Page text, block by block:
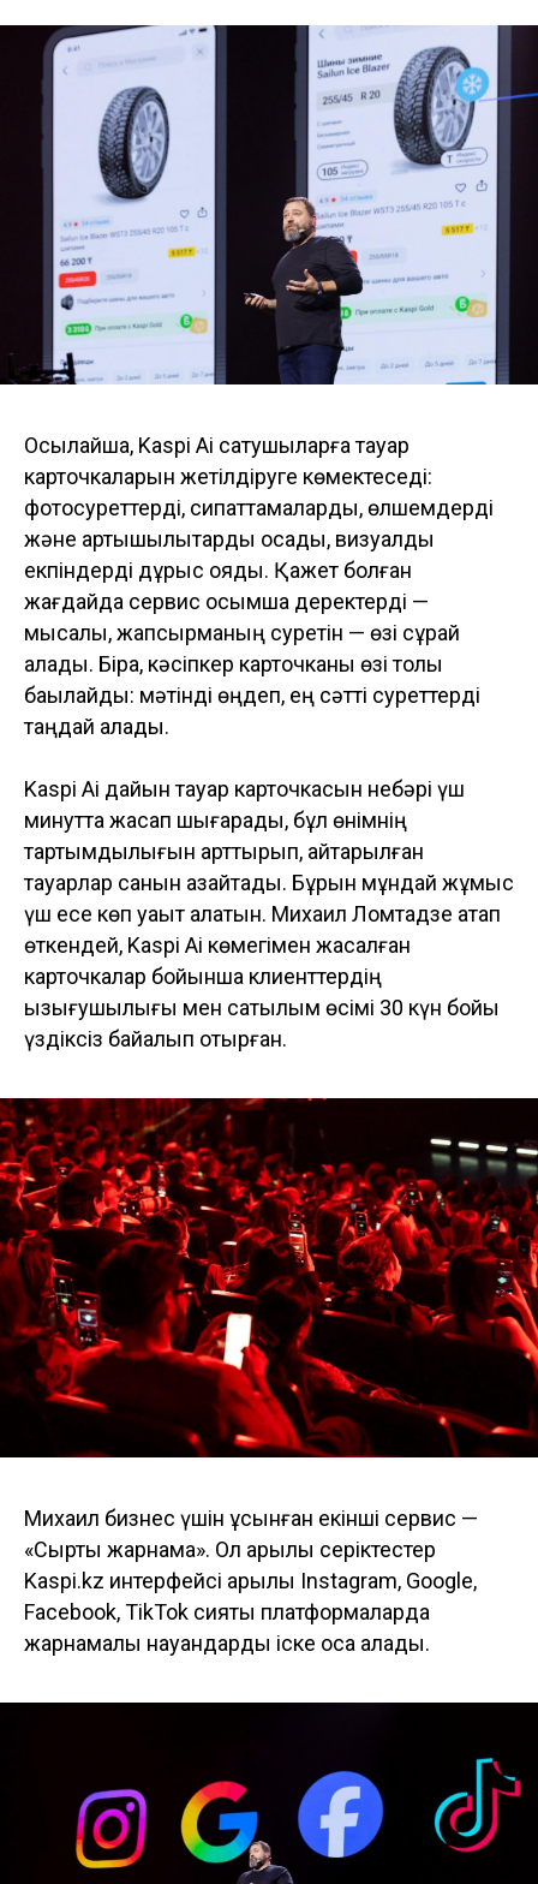
Осылайша, Kaspi Ai сатушыларға тауар
карточкаларын жетілдіруге көмектеседі:
фотосуреттерді, сипаттамаларды, өлшемдерді
және артықшылықтарды қосады, визуалды
екпіндерді дұрыс қояды. Қажет болған
жағдайда сервис қосымша деректерді —
мысалы, жапсырманың суретін — өзі сұрай
алады. Бірақ, кәсіпкер карточканы өзі толық
бақылайды: мәтінді өңдеп, ең сәтті суреттерді
таңдай алады.
Kaspi Ai дайын тауар карточкасын небәрі үш
минутта жасап шығарады, бұл өнімнің
тартымдылығын арттырып, қайтарылған
тауарлар санын азайтады. Бұрын мұндай жұмыс
үш есе көп уақыт алатын. Михаил Ломтадзе атап
өткендей, Kaspi Ai көмегімен жасалған
карточкалар бойынша клиенттердің
қызығушылығы мен сатылым өсімі 30 күн бойы
үздіксіз байқалып отырған.
Михаил бизнес үшін ұсынған екінші сервис —
«Сыртқы жарнама». Ол арқылы серіктестер
Kaspi.kz интерфейсі арқылы Instagram, Google,
Facebook, TikTok сияқты платформаларда
жарнамалық науқандарды іске қоса алады.